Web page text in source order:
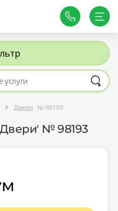
Двери № 98193
№ 98193